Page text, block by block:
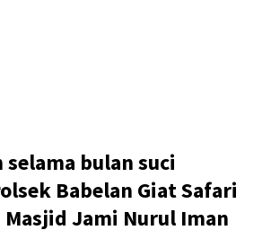
bulan suci
Babelan Giat Safari
Masjid Jami Nurul Iman